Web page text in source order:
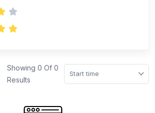
Showing 0 Of 0
Results
Start time